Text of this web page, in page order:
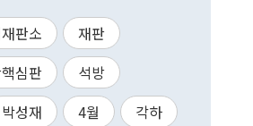
판소
재판
심판
석방
박성재 4월 각하